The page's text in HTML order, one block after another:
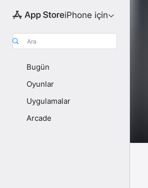
iPhone için
Ara
Bugün
Oyunlar
Uygulamalar
Arcade